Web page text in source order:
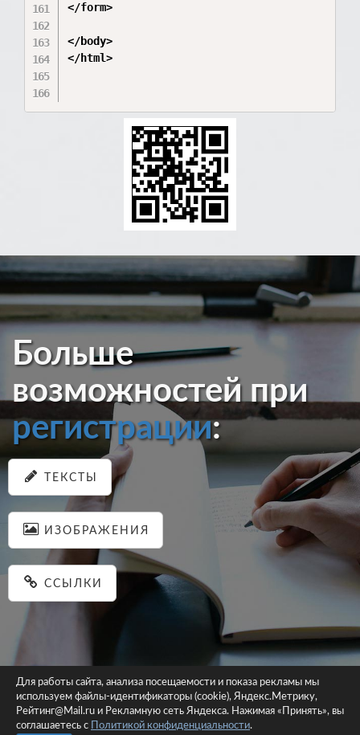
</form>
</body>
</html>
Больше
возможностей при
регистрации:
ТЕКСТЫ
ИЗОБРАЖЕНИЯ
ССЫЛКИ
© 2026 pastein.ru |Пользовательское соглашение|Политика
конфиденциальности
Для работы сайта, анализа посещаемости и показа рекламы мы
используем файлы-идентификаторы (cookie), Яндекс.Метрику,
Рейтинг@Mail.ru и Рекламную сеть Яндекса. Нажимая «Принять», вы
соглашаетесь с
Политикой конфиденциальности.